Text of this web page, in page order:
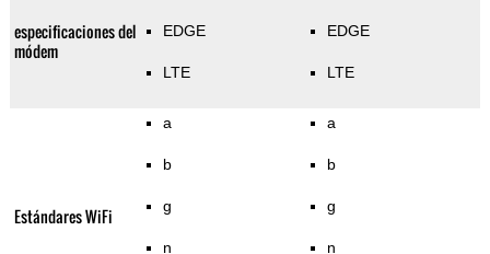
especificaciones del
módem
EDGE
LTE
EDGE
LTE
Estándares WiFi
a
b
g
n
a
b
g
n